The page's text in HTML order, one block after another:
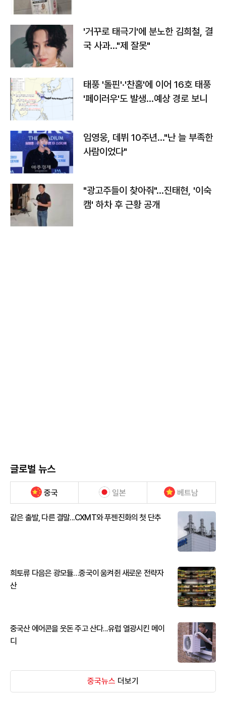
'거꾸로 태극기'에 분노한 김희철, 결
국 사과…"제 잘못"
태풍 '돌핀'·'찬홈'에 이어 16호 태풍
'페이러우'도 발생…예상 경로 보니
임영웅, 데뷔 10주년…"난 늘 부족한
사람이었다"
"광고주들이 찾아줘"…진태현, '이숙
캠' 하차 후 근황 공개
글로벌 뉴스
중국 일본 베트남
같은 출발, 다른 결말...CXMT와 푸젠진화의 첫 단추
희토류 다음은 광모듈…중국이 움켜쥔 새로운 전략자
산
중국산 에어콘을 웃돈 주고 산다...유럽 열광시킨 메이
디
중국뉴스 더보기